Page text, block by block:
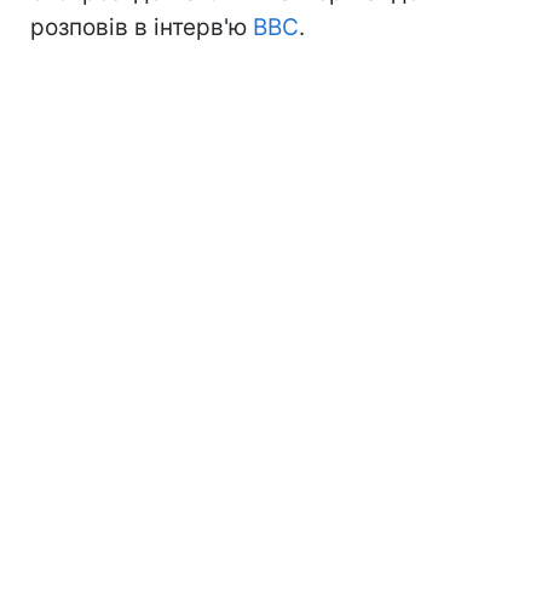
розповів в інтерв'ю BBC.